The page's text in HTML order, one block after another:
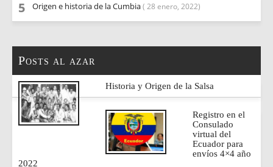
Origen e historia de la Cumbia( 28 enero, 2022)
Posts al azar
Historia y Origen de la Salsa
Registro en el
Consulado
virtual del
Ecuador para
envíos 4×4 año
2022